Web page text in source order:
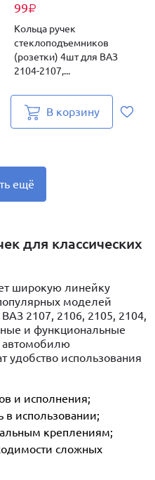
99₽
Кольца ручек
стеклоподъемников
(розетки) 4шт для ВАЗ
2104-2107,...
В корзину
ещё
для классических
широкую линейку
моделей
2107, 2106, 2105, 2104,
и функциональные
автомобилю
удобство использования
и исполнения;
в использовании;
креплениям;
сложных